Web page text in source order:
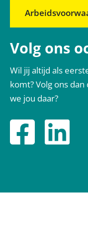
Volg ons
Wil jij altijd als
komt? Volg ons
we jou daar?